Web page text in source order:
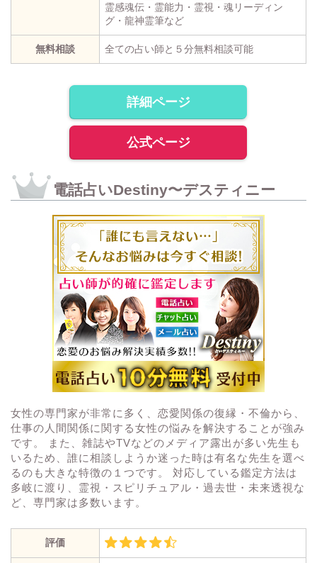
霊感魂伝・霊能力・霊視・魂リーディン
グ・龍神霊筆など
無料相談 全ての占い師と５分無料相談可能
詳細ページ
公式ページ
電話占いDestiny〜デスティニー
女性の専門家が非常に多く、恋愛関係の復縁・不倫から、
仕事の人間関係に関する女性の悩みを解決することが強み
です。 また、雑誌やTVなどのメディア露出が多い先生も
いるため、誰に相談しようか迷った時は有名な先生を選べ
るのも大きな特徴の１つです。 対応している鑑定方法は
多岐に渡り、霊視・スピリチュアル・過去世・未来透視な
ど、専門家は多数います。
評価